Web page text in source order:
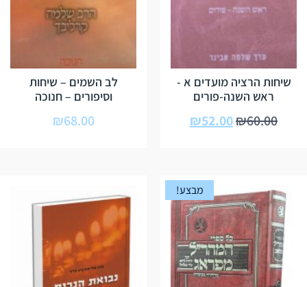
שיחות הרציה מועדים א -
ראש השנה-פורים
₪60.00
₪52.00
לב השמים – שיחות
וסיפורים – חנוכה
₪68.00
מבצע!